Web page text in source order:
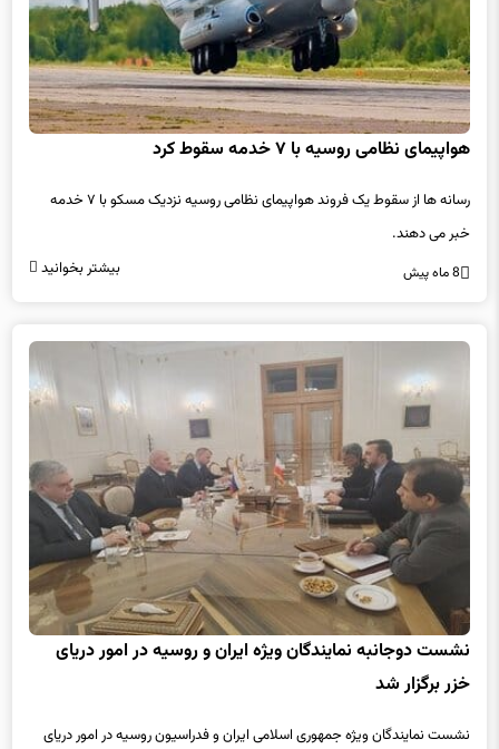
هواپیمای نظامی روسیه با ۷ خدمه سقوط کرد
رسانه ها از سقوط یک فروند هواپیمای نظامی روسیه نزدیک مسکو با ۷ خدمه
خبر می دهند.
8 ماه پیش بیشتر بخوانید
نشست دوجانبه نمایندگان ویژه ایران و روسیه در امور دریای
خزر برگزار شد
نشست نمایندگان ویژه جمهوری اسلامی ایران و فدراسیون روسیه در امور دریای